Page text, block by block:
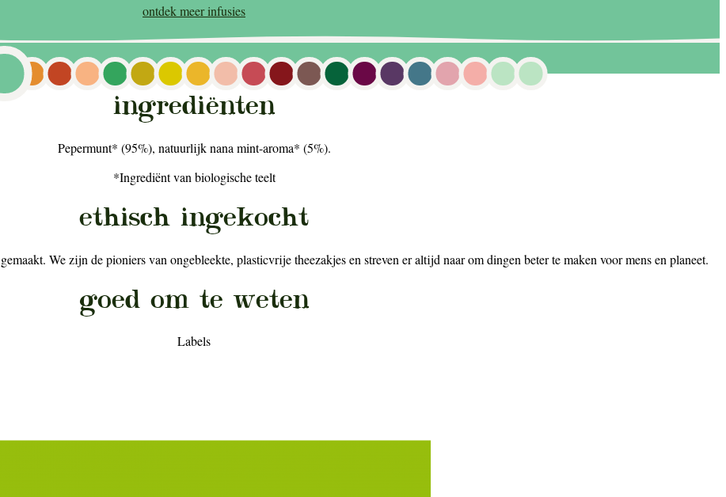
ontdek meerinfusies
ingrediënten
Pepermunt* (95%), natuurlijk nana mint-aroma* (5%).
*Ingrediënt van biologische teelt
ethisch ingekocht
We zijn de pioniers van ongebleekte, plasticvrije theezakjes en streven er altijd naar om dingen beter te maken voor mens en planeet.
goed om te weten
Labels